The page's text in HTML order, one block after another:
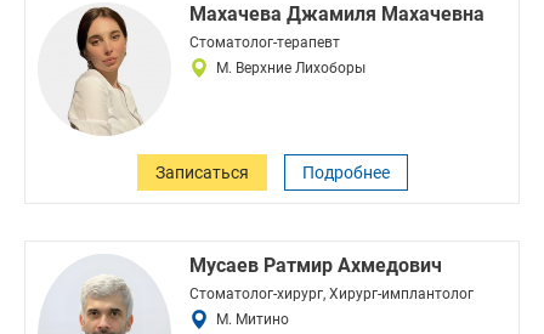
Махачева Джамиля Махачевна
Стоматолог-терапевт
М. Верхние Лихоборы
Записаться Подробнее
Мусаев Ратмир Ахмедович
Стоматолог-хирург, Хирург-имплантолог
М. Митино